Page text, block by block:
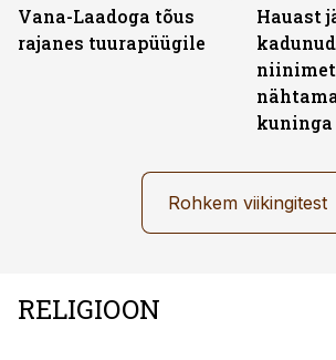
Vana-Laadoga tõus
rajanes tuurapüügile
Hauast
Rohkem viikingitest
RELIGIOON